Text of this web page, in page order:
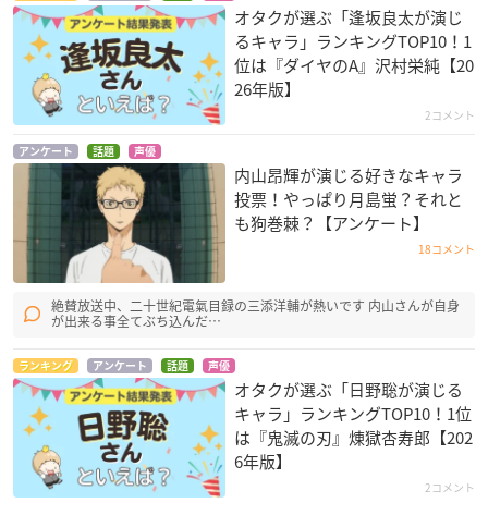
オタクが選ぶ「逢坂良太が演じ
るキャラ」ランキングTOP10！1
位は『ダイヤのA』沢村栄純【20
26年版】
2コメント
アンケート 話題 声優
内山昂輝が演じる好きなキャラ
投票！やっぱり月島蛍？それと
も狗巻棘？【アンケート】
18コメント
絶賛放送中、二十世紀電氣目録の三添洋輔が熱いです 内山さんが自身
が出来る事全てぶち込んだ…
ランキング アンケート 話題 声優
オタクが選ぶ「日野聡が演じる
キャラ」ランキングTOP10！1位
は『鬼滅の刃』煉󠄁獄杏寿郎【202
6年版】
2コメント